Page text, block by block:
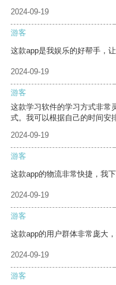
2024-09-19
游客
这款app是我娱乐的好帮手，
2024-09-19
游客
这款学习软件的学习方式非常
式。我可以根据自己的时间安
2024-09-19
游客
这款app的物流非常快捷，我
2024-09-19
游客
这款app的用户群体非常庞大
2024-09-19
游客